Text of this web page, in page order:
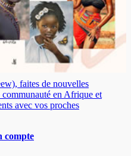
faites de nouvelles
en Afrique et
avec vos proches
compte